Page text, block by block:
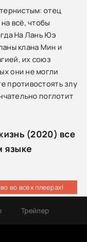
отец
всё, чтобы
На Лань Юэ
клана Мин и
их союз
они не могли
противостоять злу
поглотит
(2020) все
языке
во всех плеерах!
Трейлер